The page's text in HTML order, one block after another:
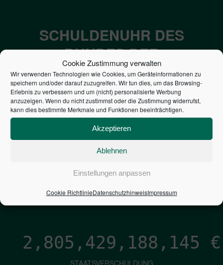
Cookie Zustimmung verwalten
Wir verwenden Technologien wie Cookies, um Geräteinformationen zu
speichern und/oder darauf zuzugreifen. Wir tun dies, um das Browsing-
Erlebnis zu verbessern und um (nicht) personalisierte Werbung
anzuzeigen. Wenn du nicht zustimmst oder die Zustimmung widerrufst,
kann dies bestimmte Merkmale und Funktionen beeinträchtigen.
Akzeptieren
Ablehnen
Einstellungen anpassen
Cookie RichtlinieDatenschutzhinweisImpressum
SCHULDENUHR DES
BUNDES DER
STEUERZAHLER
7,052€
NEUVERSCHULDUNG
PRO SEKUNDE
1,601€
ZINSEN
2,805,429,189,422 €
STAATSVERSCHULDUNG